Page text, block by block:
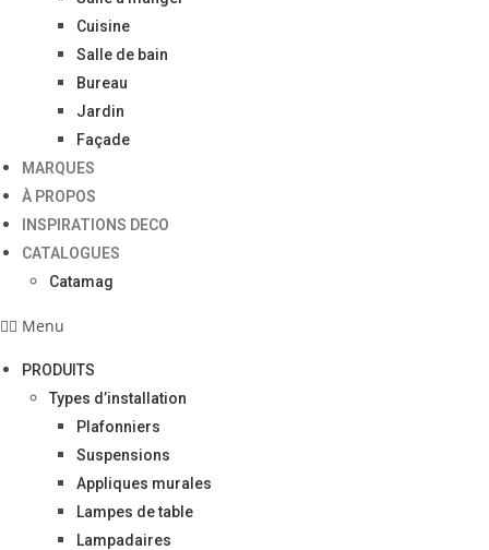
Cuisine
Salle de bain
Bureau
Jardin
Façade
MARQUES
À PROPOS
INSPIRATIONS DECO
CATALOGUES
Catamag
Menu
PRODUITS
Types d’installation
Plafonniers
Suspensions
Appliques murales
Lampes de table
Lampadaires